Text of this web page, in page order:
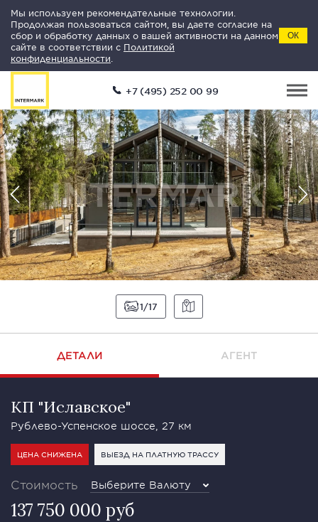
Мы используем рекомендательные технологии.
Продолжая пользоваться сайтом, вы даете согласие на
сбор и обработку данных о вашей активности на данном
сайте в соответствии с Политикой
конфиденциальности
ОК
+7 (495) 252 00 99
1 17
ДЕТАЛИ АГЕНТ
КП "Иславское"
Рублево-Успенское шоссе, 27 км
ЦЕНА СНИЖЕНА ВЫЕЗД НА ПЛАТНУЮ ТРАССУ
Стоимость Выберите Валюту
137 750 000 руб